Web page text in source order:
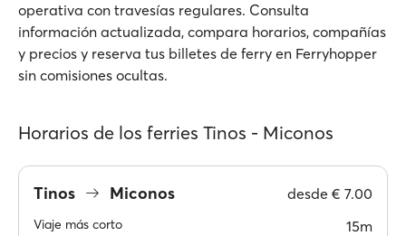
operativa con travesías regulares. Consulta
información actualizada, compara horarios, compañías
y precios y reserva tus billetes de ferry en Ferryhopper
sin comisiones ocultas.
Horarios de los ferries Tinos - Miconos
Tinos Miconos desde € 7.00
Viaje más corto 15m